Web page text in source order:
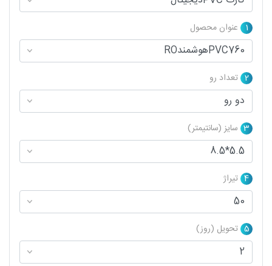
1 عنوان محصول
2 تعداد رو
3 سایز (سانتیمتر)
4 تیراژ
5 تحویل (روز)